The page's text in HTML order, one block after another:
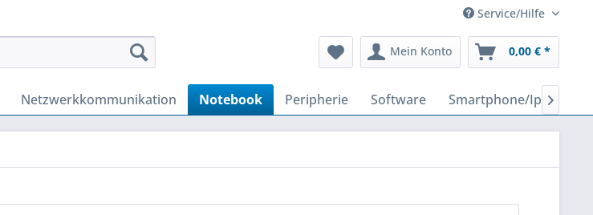
Service/Hilfe
Mein Konto 0,00 € *
Netzwerkkommunikation Notebook Peripherie Software Smartphone/Iphone
